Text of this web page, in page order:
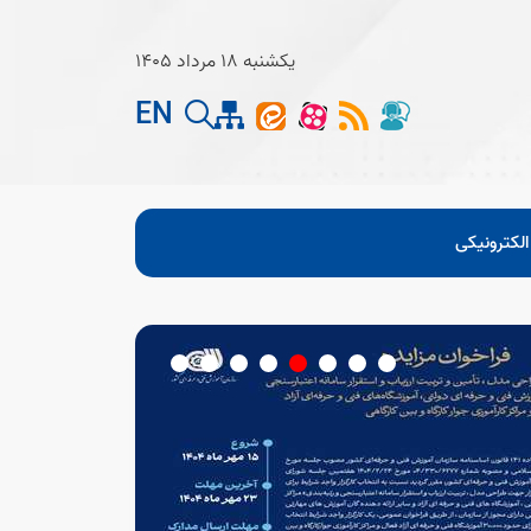
یکشنبه 18 مرداد 1405
EN